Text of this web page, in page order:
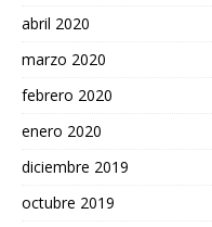
abril 2020
marzo 2020
febrero 2020
enero 2020
diciembre 2019
octubre 2019